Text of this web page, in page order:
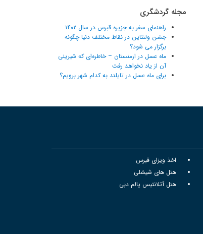
مجله گردشگری
راهنمای سفر به جزیره قبرس در سال ۱۴۰۲
جشن ولنتاین در نقاط مختلف دنیا چگونه
برگزار می شود؟
ماه عسل در ارمنستان – خاطره‌ای که شیرینی
آن از یاد نخواهد رفت
برای ماه عسل در تایلند به کدام شهر برویم؟
اخذ ویزای قبرس
هتل های شیشلی
هتل آتلانتیس پالم دبی